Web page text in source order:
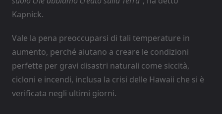
Kapnick.
Vale la pena preoccuparsi di tali temperature in
aumento, perché aiutano a creare le condizioni
perfette per gravi disastri naturali come siccità,
cicloni e incendi, inclusa la crisi delle Hawaii che si è
verificata negli ultimi giorni.